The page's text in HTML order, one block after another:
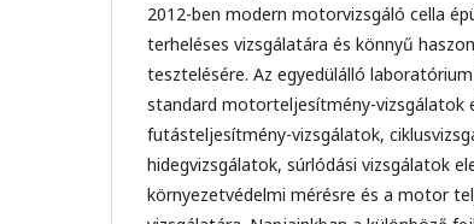
2012-ben modern motorvizsgáló cella
terheléses vizsgálatára és könnyű
tesztelésére. Az egyedülálló
standard motorteljesítmény-vizsgálatok
futásteljesítmény-vizsgálatok,
hidegvizsgálatok, súrlódási vizsgálatok
környezetvédelmi mérésre és a motor